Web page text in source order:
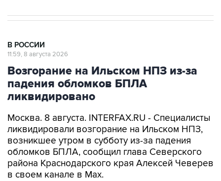
В РОССИИ
11:59, 8 августа 2026
Возгорание на Ильском НПЗ из-за
падения обломков БПЛА
ликвидировано
Москва. 8 августа. INTERFAX.RU - Специалисты
ликвидировали возгорание на Ильском НПЗ,
возникшее утром в субботу из-за падения
обломков БПЛА, сообщил глава Северского
района Краснодарского края Алексей Чеверев
в своем канале в Max.